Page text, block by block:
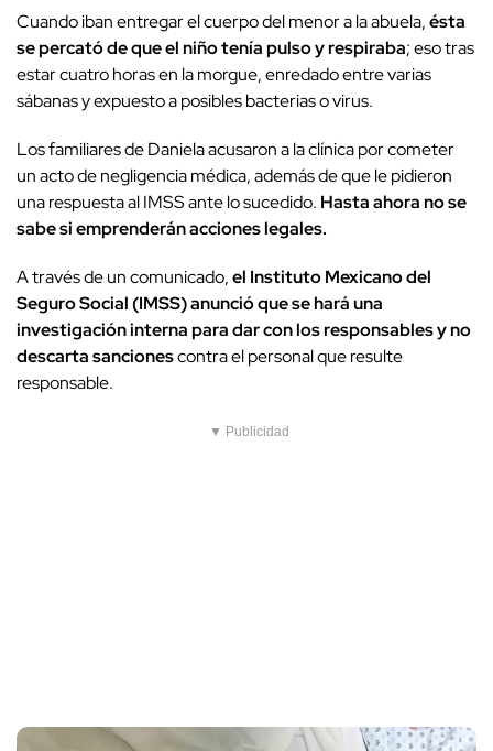
Cuando iban entregar el cuerpo del menor a la abuela,ésta
se percató de que el niño tenía pulso y respiraba; eso tras
estar cuatro horas en la morgue, enredado entre varias
sábanas y expuesto a posibles bacterias o virus.
Los familiares de Daniela acusaron a la clínica por cometer
un acto de negligencia médica, además de que le pidieron
una respuesta al IMSS ante lo sucedido. Hasta ahora no se
sabe si emprenderán acciones legales.
A través de un comunicado,el Instituto Mexicano del
Seguro Social (IMSS) anunció que se hará una
investigación interna para dar con los responsables y no
descarta sancionescontra el personal que resulte
responsable.
▼ Publicidad